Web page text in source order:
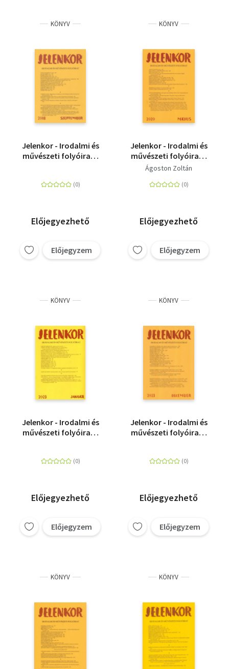
KÖNYV
Jelenkor - Irodalmi és
művészeti folyóirat -
Előjegyezhető
Előjegyzem
KÖNYV
Jelenkor - Irodalmi és
művészeti folyóirat -
2020. május
Ágoston Zoltán
Előjegyezhető
Előjegyzem
KÖNYV
Jelenkor - Irodalmi és
művészeti folyóirat -
Előjegyezhető
Előjegyzem
KÖNYV
Jelenkor - Irodalmi és
művészeti folyóirat -
Előjegyezhető
Előjegyzem
KÖNYV KÖNYV